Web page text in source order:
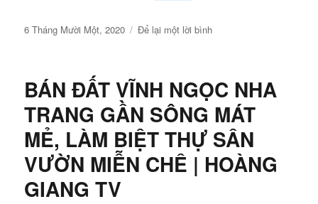
Đăng
6 Tháng Mười Một, 2020 Để lại một lời bìnhở
PHƯƠNG
TRANG
(LỜI
TỪ
KHI
BÁN ĐẤT VĨNH NGỌC NHA
TRANG GẦN SÔNG MÁT
MẺ, LÀM BIỆT THỰ SÂN
VƯỜN MIỄN CHÊ | HOÀNG
GIANG TV